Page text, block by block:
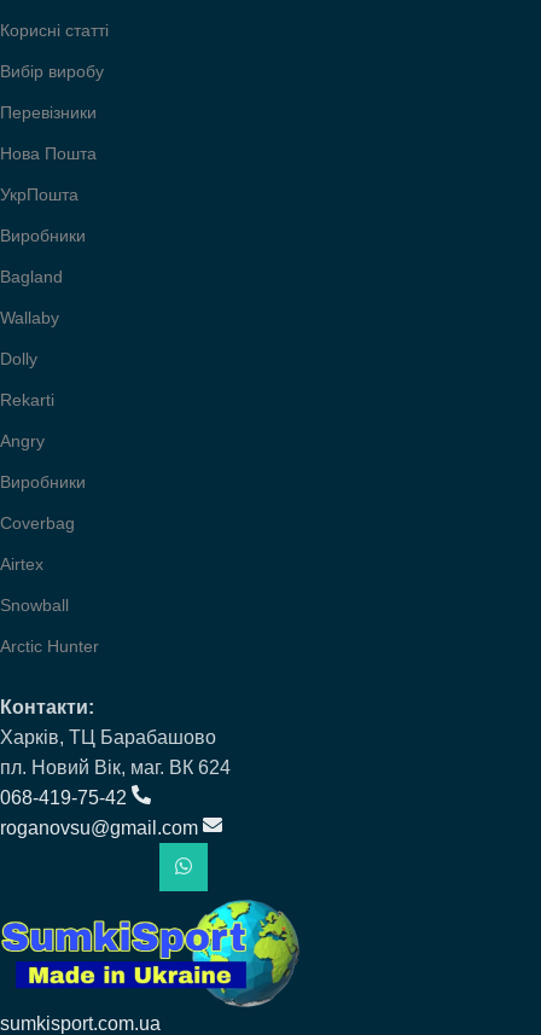
Корисні статті
Вибір виробу
Перевізники
Нова Пошта
УкрПошта
Виробники
Bagland
Wallaby
Dolly
Rekarti
Angry
Виробники
Coverbag
Airtex
Snowball
Arctic Hunter
Контакти:
Харків, ТЦ Барабашово
пл. Новий Вік, маг. ВК 624
068-419-75-42
roganovsu@gmail.com
sumkisport.com.ua